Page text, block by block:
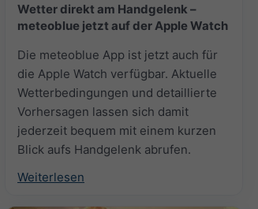
Wetter direkt am Handgelenk –
meteoblue jetzt auf der Apple Watch
Die meteoblue App ist jetzt auch für
die Apple Watch verfügbar. Aktuelle
Wetterbedingungen und detaillierte
Vorhersagen lassen sich damit
jederzeit bequem mit einem kurzen
Blick aufs Handgelenk abrufen.
Weiterlesen